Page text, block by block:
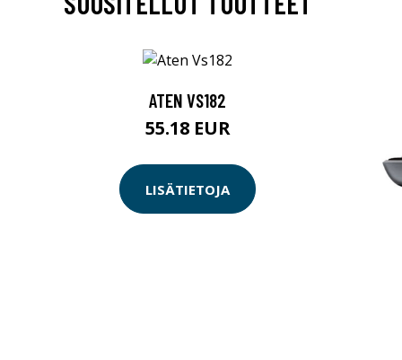
ATEN VS182
55.18 EUR
LISÄTIETOJA